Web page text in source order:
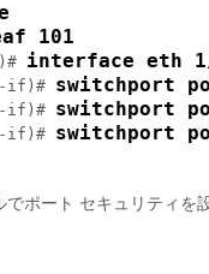
101
interface eth
if)# switchport
if)# switchport
if)# switchport
でポート セキュリティを